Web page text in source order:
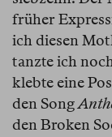
früher
ich diesen
tanzte ich
klebte eine
den Song
den Broken